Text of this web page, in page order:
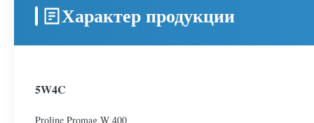
Характер продукции
5W4C
Proline Promag W 400